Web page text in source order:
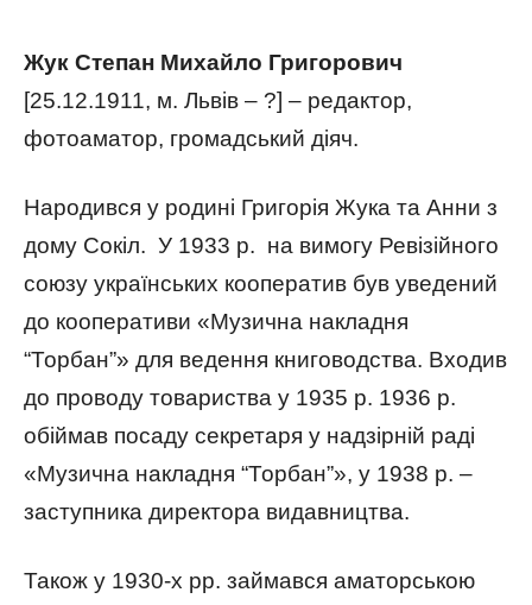
Жук Степан Михайло Григорович
[25.12.1911, м. Львів – ?] – редактор,
фотоаматор, громадський діяч.
Народився у родині Григорія Жука та Анни з
дому Сокіл. У 1933 р. на вимогу Ревізійного
союзу українських кооператив був уведений
до кооперативи «Музична накладня
“Торбан”» для ведення книговодства. Входив
до проводу товариства у 1935 р. 1936 р.
обіймав посаду секретаря у надзірній раді
«Музична накладня “Торбан”», у 1938 р. –
заступника директора видавництва.
Також у 1930-х рр. займався аматорською